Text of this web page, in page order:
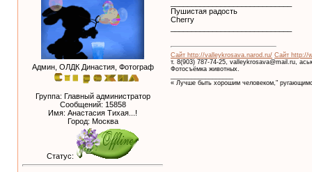
Админ, ОЛДК Династия, Фотограф
Группа: Главный администратор
Сообщений: 15858
Имя: Анастасия Тихая...!
Город: Москва
Статус:
Пушистая радость
Cherry
Сайт http://valleykrosava.narod.ru/ Сайт http://
т. 8(903) 787-74-25, valleykrosava@mail.ru,
Фотосъёмка животных.
« Лучше быть хорошим человеком,"